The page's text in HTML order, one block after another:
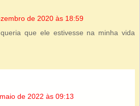
de 2020 às 18:59
que ele estivesse na minha vida
de 2022 às 09:13